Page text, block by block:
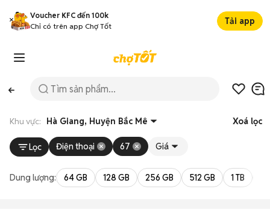
Voucher KFC đến 100k
Chỉ có trên app Chợ Tốt
Tải app
Khu vực: Hà Giang, Huyện Bắc Mê Xoá lọc
Lọc Điện thoại 67 Giá
Dung lượng: 64 GB 128 GB 256 GB 512 GB 1 TB